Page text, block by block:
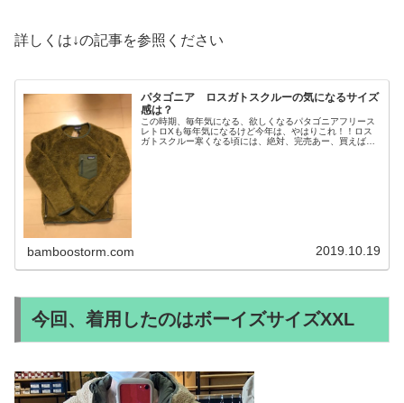
詳しくは↓の記事を参照ください
パタゴニア ロスガトスクルーの気になるサイズ
感は？
この時期、毎年気になる、欲しくなるパタゴニアフリース
レトロXも毎年気になるけど今年は、やはりこれ！！ロス
ガトスクルー寒くなる頃には、絶対、完売あー、買えばよ
bamboostorm.com 2019.10.19
今回、着用したのはボーイズサイズXXL